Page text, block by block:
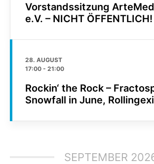
Vorstandssitzung
e.V. – NICHT ÖFFENTLICH!
28. AUGUST
17:00 - 21:00
Rockin‘ the Rock –
Snowfall in June,
SEPTEMBER